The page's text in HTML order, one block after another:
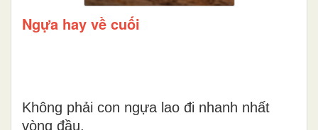
Ngựa hay về cuối
Không phải con ngựa lao đi nhanh nhất
vòng đầu,